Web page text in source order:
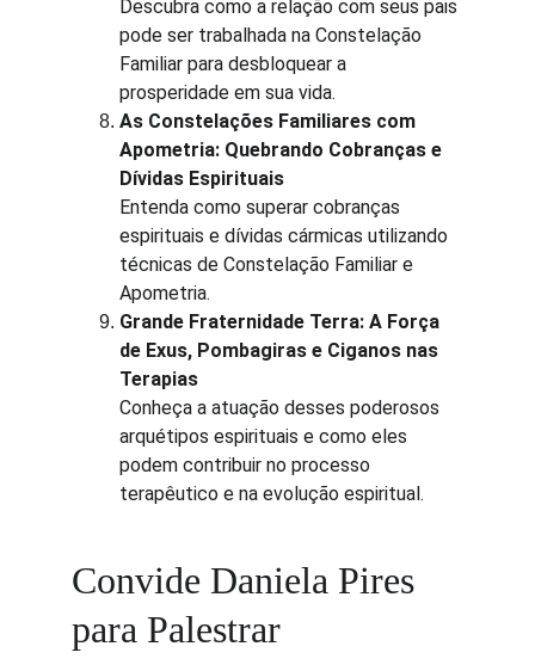
Descubra como a relação com seus pais
pode ser trabalhada na Constelação
Familiar para desbloquear a
prosperidade em sua vida.
As Constelações Familiares com
Apometria: Quebrando Cobranças e
Dívidas Espirituais
Entenda como superar cobranças
espirituais e dívidas cármicas utilizando
técnicas de Constelação Familiar e
Apometria.
Grande Fraternidade Terra: A Força
de Exus, Pombagiras e Ciganos nas
Terapias
Conheça a atuação desses poderosos
arquétipos espirituais e como eles
podem contribuir no processo
terapêutico e na evolução espiritual.
Convide Daniela Pires
para Palestrar